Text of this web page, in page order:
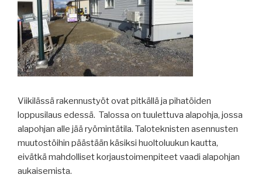
Viikilässä rakennustyöt ovat pitkällä ja pihatöiden
loppusilaus edessä. Talossa on tuulettuva alapohja, jossa
alapohjan alle jää ryömintätila. Taloteknisten asennusten
muutostöihin päästään käsiksi huoltoluukun kautta,
eivätkä mahdolliset korjaustoimenpiteet vaadi alapohjan
aukaisemista.